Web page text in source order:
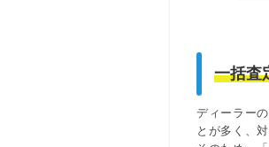
一括査
ディーラー
とが多く、